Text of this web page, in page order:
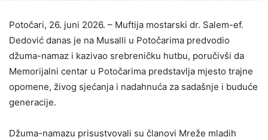
Potočari, 26. juni 2026. – Muftija mostarski dr. Salem-ef.
Dedović danas je na Musalli u Potočarima predvodio
džuma-namaz i kazivao srebreničku hutbu, poručivši da
Memorijalni centar u Potočarima predstavlja mjesto trajne
opomene, živog sjećanja i nadahnuća za sadašnje i buduće
generacije.
Džuma-namazu prisustvovali su članovi Mreže mladih